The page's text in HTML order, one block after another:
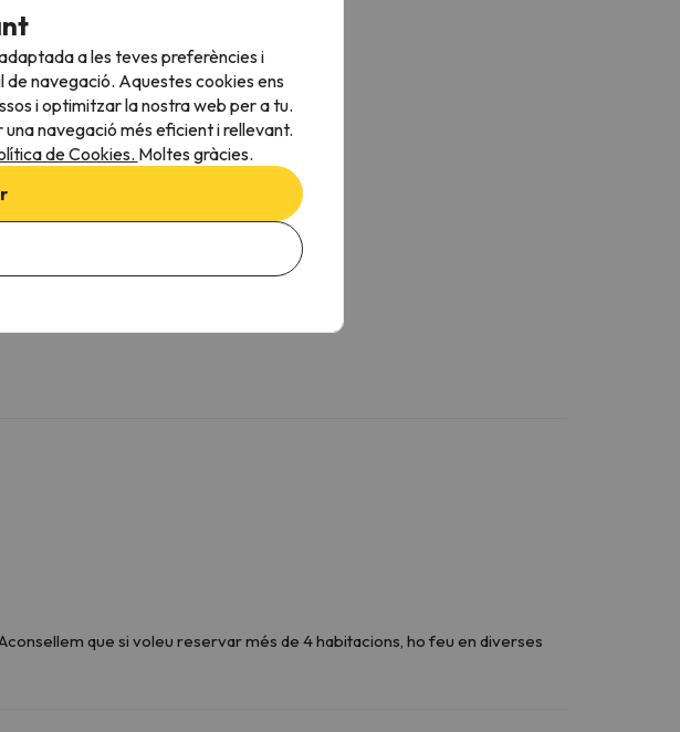
que si voleu reservar més de 4 habitacions, ho feu en diverses
a les teves preferències i
navegació. Aquestes cookies ens
i optimitzar la nostra web per a tu.
navegació més eficient i rellevant.
de Cookies. Moltes gràcies.